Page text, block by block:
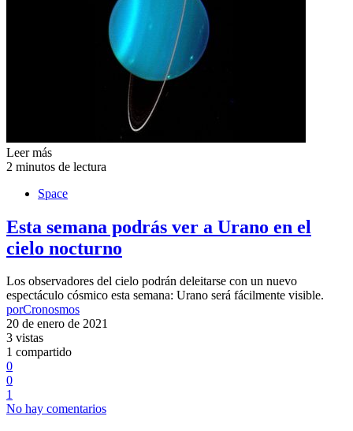
Leer más
2 minutos de lectura
Space
Esta semana podrás ver a Urano en el
cielo nocturno
Los observadores del cielo podrán deleitarse con un nuevo
espectáculo cósmico esta semana: Urano será fácilmente visible.
porCronosmos
20 de enero de 2021
3 vistas
1 compartido
0
0
1
No hay comentarios